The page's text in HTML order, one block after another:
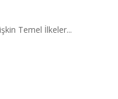
Temel İlkeler...